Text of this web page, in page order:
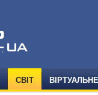
СВІТ